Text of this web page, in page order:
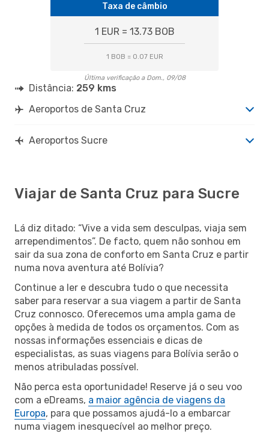
Taxa de câmbio
1 EUR = 13.73 BOB
1 BOB = 0.07 EUR
Última verificação a Dom., 09/08
Distância: 259 kms
Aeroportos de Santa Cruz
Aeroportos Sucre
Viajar de Santa Cruz para Sucre
Lá diz ditado: “Vive a vida sem desculpas, viaja sem
arrependimentos”. De facto, quem não sonhou em
sair da sua zona de conforto em Santa Cruz e partir
numa nova aventura até Bolívia?
Continue a ler e descubra tudo o que necessita
saber para reservar a sua viagem a partir de Santa
Cruz connosco. Oferecemos uma ampla gama de
opções à medida de todos os orçamentos. Com as
nossas informações essenciais e dicas de
especialistas, as suas viagens para Bolívia serão o
menos atribuladas possível.
Não perca esta oportunidade! Reserve já o seu voo
com a eDreams, a maior agência de viagens da
Europa, para que possamos ajudá-lo a embarcar
numa viagem inesquecível ao melhor preço.